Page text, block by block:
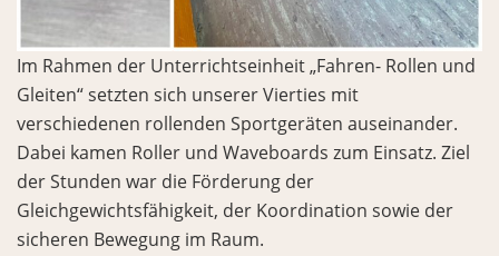
Im Rahmen der Unterrichtseinheit „Fahren- Rollen und
Gleiten“ setzten sich unserer Vierties mit
verschiedenen rollenden Sportgeräten auseinander.
Dabei kamen Roller und Waveboards zum Einsatz. Ziel
der Stunden war die Förderung der
Gleichgewichtsfähigkeit, der Koordination sowie der
sicheren Bewegung im Raum.